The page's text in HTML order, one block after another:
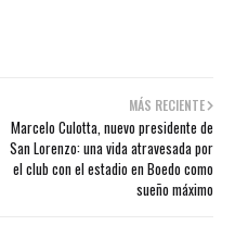
MÁS RECIENTE
Marcelo Culotta, nuevo presidente de
San Lorenzo: una vida atravesada por
el club con el estadio en Boedo como
sueño máximo